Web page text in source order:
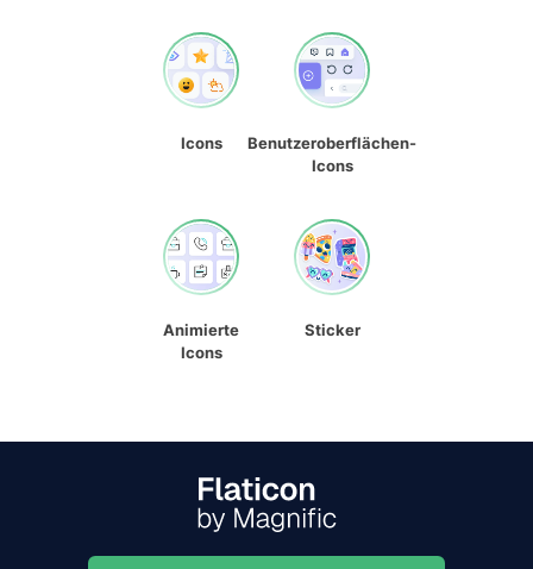
Icons
Benutzeroberflächen-
Icons
Animierte
Icons
Sticker